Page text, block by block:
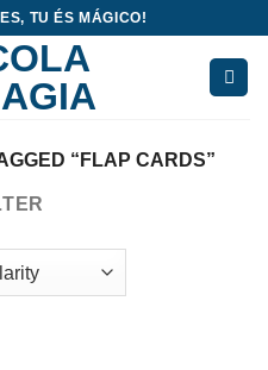
TU ÉS MÁGICO!
“FLAP CARDS”